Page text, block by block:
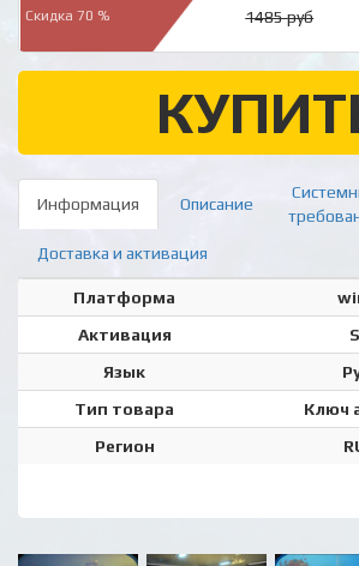
Скидка 70 % 1485руб
Информация Описание
Доставка и активация
Платформа
Активация
Язык
Тип товара
Ключ
Регион